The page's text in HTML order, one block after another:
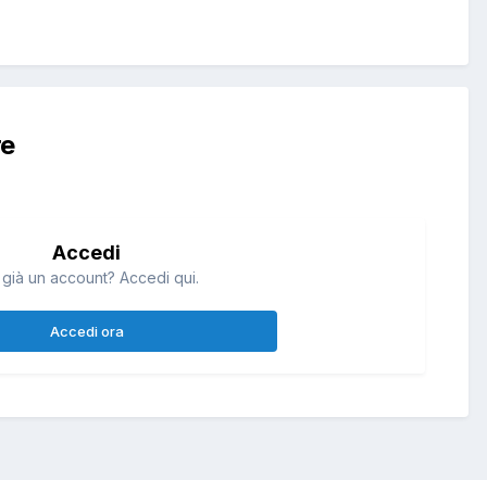
Accedi
un account? Accedi qui.
Accedi ora